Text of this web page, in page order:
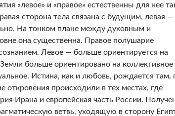
«левое» и «правое» естественны для нее
сторона тела связана с буду­щим, левая —
На тонком плане между духовным и
она существенна. Правое по­лушарие
Левое — больше ориенти­руется на
больше ориентировано на коллективное
Истина, как и любовь, рождается там,
происходи­ли в тех местах, где
Ирана и европейская часть России.
ветвь, уходящую в сторону